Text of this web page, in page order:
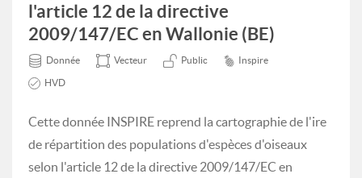
l'article 12 de la directive
2009/147/EC en Wallonie (BE)
Donnée Vecteur Public Inspire
HVD
Cette donnée INSPIRE reprend la cartographie de l'ire
de répartition des populations d'espèces d'oiseaux
selon l'article 12 de la directive 2009/147/EC en